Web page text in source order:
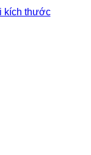
kích thước